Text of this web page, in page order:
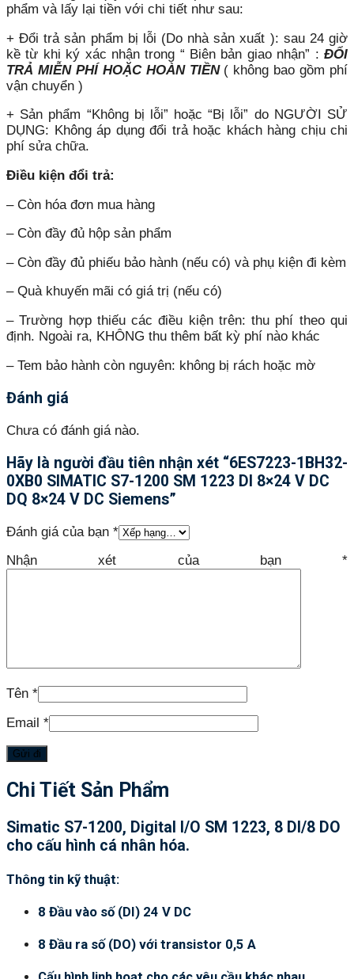
phẩm và lấy lại tiền với chi tiết như sau:
+ Đổi trả sản phẩm bị lỗi (Do nhà sản xuất ): sau 24 giờ
kề từ khi ký xác nhận trong “ Biên bản giao nhận” : ĐỔI
TRẢ MIỄN PHÍ HOẶC HOÀN TIỀN( không bao gồm phí
vận chuyển )
+ Sản phẩm “Không bị lỗi” hoặc “Bị lỗi” do NGƯỜI SỬ
DỤNG: Không áp dụng đổi trả hoặc khách hàng chịu chi
phí sửa chữa.
Điều kiện đổi trả:
– Còn hóa đơn mua hàng
– Còn đầy đủ hộp sản phẩm
– Còn đầy đủ phiếu bảo hành (nếu có) và phụ kiện đi kèm
– Quà khuyến mãi có giá trị (nếu có)
– Trường hợp thiếu các điều kiện trên: thu phí theo qui
định. Ngoài ra, KHÔNG thu thêm bất kỳ phí nào khác
– Tem bảo hành còn nguyên: không bị rách hoặc mờ
Đánh giá
Chưa có đánh giá nào.
Hãy là người đầu tiên nhận xét “6ES7223-1BH32-
0XB0 SIMATIC S7-1200 SM 1223 DI 8×24 V DC
DQ 8×24 V DC Siemens”
Đánh giá của bạn *
Nhận xét của bạn *
Tên *
Email *
Chi Tiết Sản Phẩm
Simatic S7-1200, Digital I/O SM 1223, 8 DI/8 DO
cho cấu hình cá nhân hóa.
Thông tin kỹ thuật:
8 Đầu vào số (DI) 24 V DC
8 Đầu ra số (DO) với transistor 0,5 A